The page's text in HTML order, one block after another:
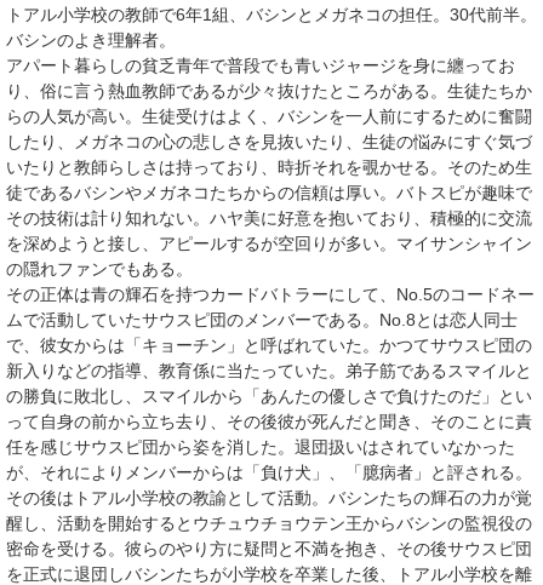
トアル小学校の教師で6年1組、バシンとメガネコの担任。30代前半。
バシンのよき理解者。
アパート暮らしの貧乏青年で普段でも青いジャージを身に纏ってお
り、俗に言う熱血教師であるが少々抜けたところがある。生徒たちか
らの人気が高い。生徒受けはよく、バシンを一人前にするために奮闘
したり、メガネコの心の悲しさを見抜いたり、生徒の悩みにすぐ気づ
いたりと教師らしさは持っており、時折それを覗かせる。そのため生
徒であるバシンやメガネコたちからの信頼は厚い。バトスピが趣味で
その技術は計り知れない。ハヤ美に好意を抱いており、積極的に交流
を深めようと接し、アピールするが空回りが多い。マイサンシャイン
の隠れファンでもある。
その正体は青の輝石を持つカードバトラーにして、 No.5のコードネー
ムで活動していたサウスピ団のメンバーである。No.8とは恋人同士
で、彼女からは「キョーチン」と呼ばれていた。かつてサウスピ団の
新入りなどの指導、教育係に当たっていた。弟子筋であるスマイルと
の勝負に敗北し、スマイルから「あんたの優しさで負けたのだ」とい
って自身の前から立ち去り、その後彼が死んだと聞き、そのことに責
任を感じサウスピ団から姿を消した。退団扱いはされていなかった
が、それによりメンバーからは「負け犬」、「臆病者」と評される。
その後はトアル小学校の教諭として活動。バシンたちの輝石の力が覚
醒し、活動を開始するとウチュウチョウテン王からバシンの監視役の
密命を受ける。彼らのやり方に疑問と不満を抱き、その後サウスピ団
を正式に退団しバシンたちが小学校を卒業した後、トアル小学校を離